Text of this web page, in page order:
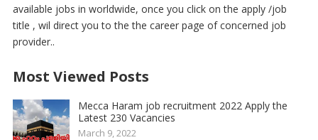
available jobs in worldwide, once you click on the apply /job
title , wil direct you to the the career page of concerned job
provider..
Most Viewed Posts
Mecca Haram job recruitment 2022 Apply the
Latest 230 Vacancies
March 9, 2022